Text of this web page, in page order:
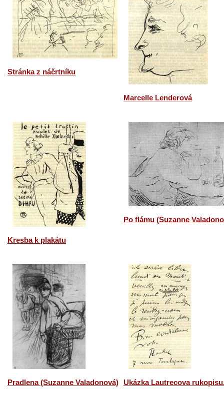
Stránka z náčrtníku
Marcelle Lenderová
Kresba k plakátu
Po flámu (Suzanne
Pradlena (Suzanne Valadonová) Ukázka Lautrecova